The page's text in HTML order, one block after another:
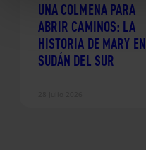
UNA COLMENA PARA
ABRIR CAMINOS: LA
HISTORIA DE MARY EN
SUDÁN DEL SUR